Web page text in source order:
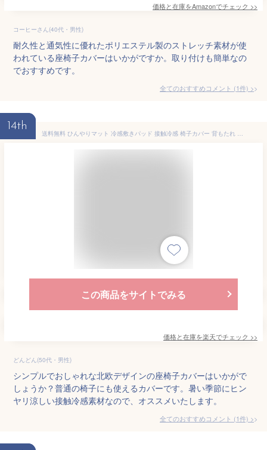
価格と在庫をAmazonでチェック >>
コーヒーさん(40代・男性)
耐久性と通気性に優れたポリエステル製のストレッチ素材が使
われている座椅子カバーはいかがですか。取り付けも簡単なの
でおすすめです。
全てのおすすめコメント (1件) >
14th
送料無料 ひんやりマット 冷感敷きパッド 接触冷感 椅子カバー 背もたれ 北欧 イスカバー チェアーカバー 座椅子カバー 背もたれ 洗える 汚れ防止 クールマット 冷感マット 夏用マット おしゃれ 涼感寝具 クール寝具 夏用寝具 犬 ペット マット 5色
この商品をサイトでみる
価格と在庫を楽天でチェック >>
どんどん(50代・男性)
シンプルでおしゃれな北欧デザインの座椅子カバーはいかがで
しょうか？普通の椅子にも使えるカバーです。暑い季節にヒン
ヤリ涼しい接触冷感素材なので、オススメいたします。
全てのおすすめコメント (1件) >